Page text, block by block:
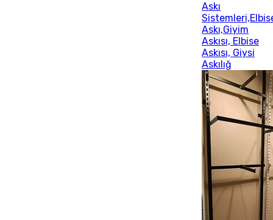
Askı
Askı,Giyim
Askısı, Elbise
Askısı, Giysi
Askılığ